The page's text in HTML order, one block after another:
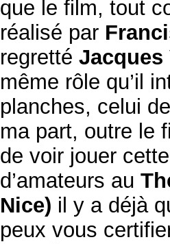
que le film, tout
réalisé par
regretté Jacques
même rôle qu’il
planches, celui
ma part, outre le
de voir jouer
d’amateurs au
Nice) il y a déjà
peux vous